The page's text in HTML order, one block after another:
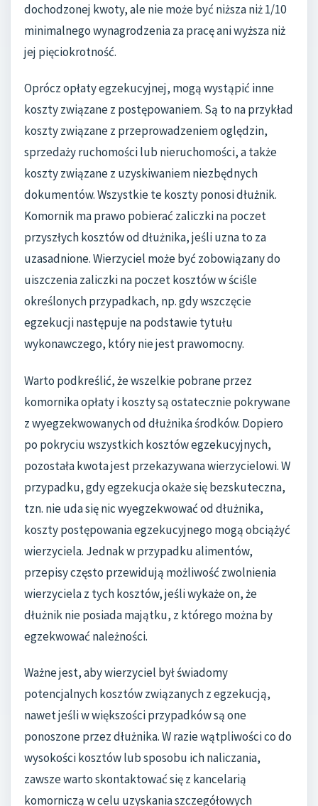
dochodzonej kwoty, ale nie może być niższa niż 1/10
minimalnego wynagrodzenia za pracę ani wyższa niż
jej pięciokrotność.
Oprócz opłaty egzekucyjnej, mogą wystąpić inne
koszty związane z postępowaniem. Są to na przykład
koszty związane z przeprowadzeniem oględzin,
sprzedaży ruchomości lub nieruchomości, a także
koszty związane z uzyskiwaniem niezbędnych
dokumentów. Wszystkie te koszty ponosi dłużnik.
Komornik ma prawo pobierać zaliczki na poczet
przyszłych kosztów od dłużnika, jeśli uzna to za
uzasadnione. Wierzyciel może być zobowiązany do
uiszczenia zaliczki na poczet kosztów w ściśle
określonych przypadkach, np. gdy wszczęcie
egzekucji następuje na podstawie tytułu
wykonawczego, który nie jest prawomocny.
Warto podkreślić, że wszelkie pobrane przez
komornika opłaty i koszty są ostatecznie pokrywane
z wyegzekwowanych od dłużnika środków. Dopiero
po pokryciu wszystkich kosztów egzekucyjnych,
pozostała kwota jest przekazywana wierzycielowi. W
przypadku, gdy egzekucja okaże się bezskuteczna,
tzn. nie uda się nic wyegzekwować od dłużnika,
koszty postępowania egzekucyjnego mogą obciążyć
wierzyciela. Jednak w przypadku alimentów,
przepisy często przewidują możliwość zwolnienia
wierzyciela z tych kosztów, jeśli wykaże on, że
dłużnik nie posiada majątku, z którego można by
egzekwować należności.
Ważne jest, aby wierzyciel był świadomy
potencjalnych kosztów związanych z egzekucją,
nawet jeśli w większości przypadków są one
ponoszone przez dłużnika. W razie wątpliwości co do
wysokości kosztów lub sposobu ich naliczania,
zawsze warto skontaktować się z kancelarią
komorniczą w celu uzyskania szczegółowych